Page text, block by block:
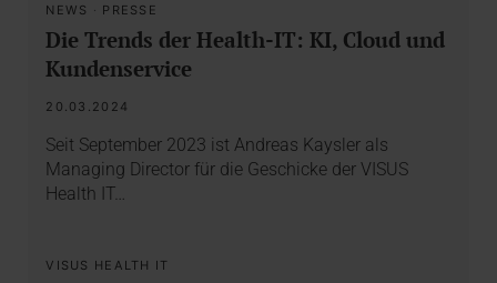
NEWS · PRESSE
Die Trends der Health-IT: KI, Cloud und
Kundenservice
20.03.2024
Seit September 2023 ist Andreas Kaysler als
Managing Director für die Geschicke der VISUS
Health IT…
VISUS HEALTH IT